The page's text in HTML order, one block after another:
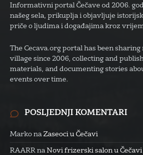
Informativni portal Čečave od 2006.
našeg sela, prikuplja i objavljuje
priče o ljudima i događajima kroz
The Cecava.org portal has been
village since 2006, collecting and
materials, and documenting stories
events over time.
POSLJEDNJI KOMENTARI
Marko na Zaseoci u Čečavi
RAARR na Novi frizerski salon u Čečavi